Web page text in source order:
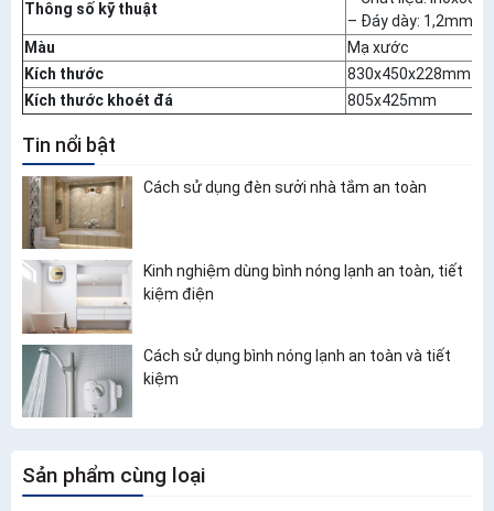
Thông số kỹ thuật
– Đáy dày: 1,2mm
Màu
Mạ xước
Kích thước
830x450x228mm
Kích thước khoét đá
805x425mm
Tin nổi bật
Cách sử dụng đèn sưởi nhà tắm an toàn
Kinh nghiệm dùng bình nóng lạnh an toàn, tiết
kiệm điện
Cách sử dụng bình nóng lạnh an toàn và tiết
kiệm
Sản phẩm cùng loại